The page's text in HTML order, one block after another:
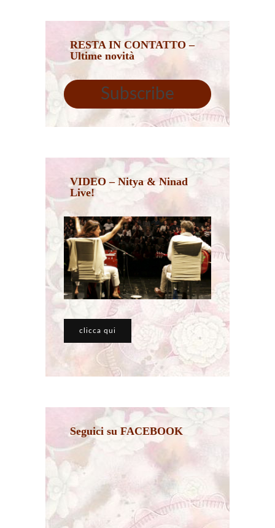
RESTA IN CONTATTO –
Ultime novità
Subscribe
VIDEO – Nitya & Ninad
Live!
clicca qui
Seguici su FACEBOOK